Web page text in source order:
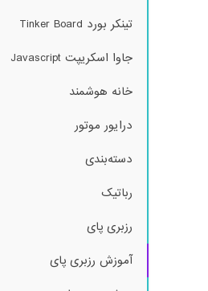
تینکر بورد Tinker Board
جاوا اسکریپت Javascript
خانه هوشمند
درایور موتور
دسته‌بندی
رباتیک
رزبری پای
آموزش رزبری پای